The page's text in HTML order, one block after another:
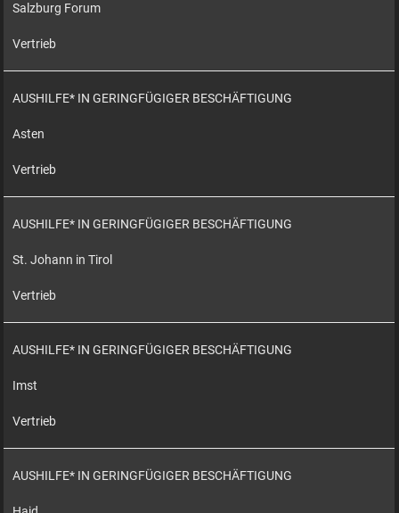
Salzburg Forum
Vertrieb
AUSHILFE* IN GERINGFÜGIGER BESCHÄFTIGUNG
Asten
Vertrieb
AUSHILFE* IN GERINGFÜGIGER BESCHÄFTIGUNG
St. Johann in Tirol
Vertrieb
AUSHILFE* IN GERINGFÜGIGER BESCHÄFTIGUNG
Imst
Vertrieb
AUSHILFE* IN GERINGFÜGIGER BESCHÄFTIGUNG